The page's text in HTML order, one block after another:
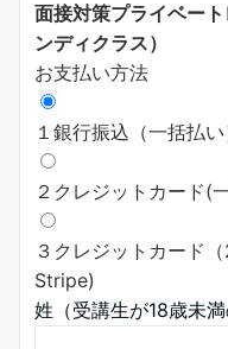
面接対策プライベー
ンディクラス）
お支払い方法
１銀行振込（一括払い
２クレジットカード(
３クレジットカード
Stripe)
姓（受講生が18歳未満